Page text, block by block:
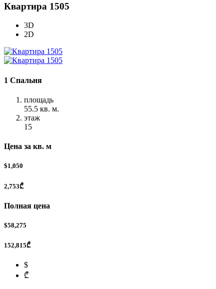
Квартира 1505
3D
2D
1 Спальня
площадь
55.5 кв. м.
этаж
15
Цена за кв. м
$1,050
2,753₾
Полная цена
$58,275
152,815₾
$
₾